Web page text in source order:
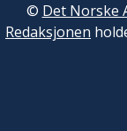
© Det Norske
Redaksjonen